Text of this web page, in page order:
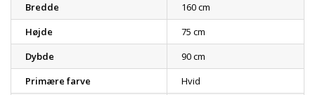
Bredde
160 cm
Højde
75 cm
Dybde
90 cm
Primære farve
Hvid